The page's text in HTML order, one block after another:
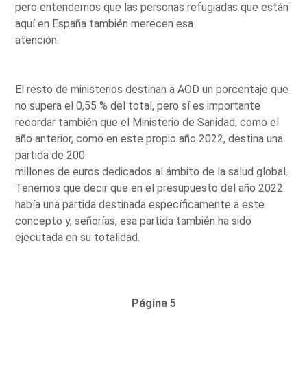
pero entendemos que las personas refugiadas que están
aquí en España también merecen esa
atención.
El resto de ministerios destinan a AOD un porcentaje que
no supera el 0,55 % del total, pero sí es importante
recordar también que el Ministerio de Sanidad, como el
año anterior, como en este propio año 2022, destina una
partida de 200
millones de euros dedicados al ámbito de la salud global.
Tenemos que decir que en el presupuesto del año 2022
había una partida destinada específicamente a este
concepto y, señorías, esa partida también ha sido
ejecutada en su totalidad.
Página 5